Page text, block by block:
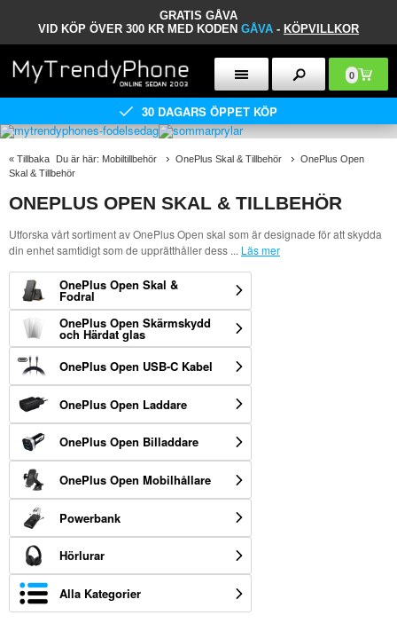
GRATIS GÅVA
VID KÖP ÖVER 300 KR MED KODEN GÅVA - KÖPVILLKOR
0
30 DAGARS ÖPPET KÖP
« Tillbaka Du är här: Mobiltillbehör OnePlus Skal & Tillbehör
OnePlus Open
Skal & Tillbehör
ONEPLUS OPEN SKAL & TILLBEHÖR
Utforska vårt sortiment av OnePlus Open skal som är designade för att skydda
din enhet samtidigt som de upprätthåller dess ... Läs mer
OnePlus Open Skal &
Fodral
OnePlus Open Skärmskydd
och Härdat glas
OnePlus Open USB-C Kabel
OnePlus Open Laddare
OnePlus Open Billaddare
OnePlus Open Mobilhållare
Powerbank
Hörlurar
Alla Kategorier